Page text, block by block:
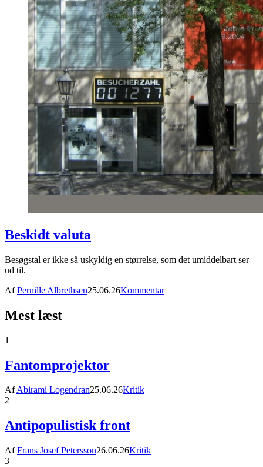
Beskidt valuta
Besøgstal er ikke så uskyldig en størrelse, som det umiddelbart ser
ud til.
AfPernille Albrethsen25.06.26Kommentar
Mest læst
1
Fantomprojektor
AfAbirami Logendran25.06.26Kritik
2
Antipopulistisk front
AfFrans Josef Petersson26.06.26Kritik
3